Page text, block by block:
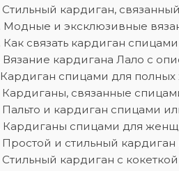
Стильный кардиган,
Модные и эксклюзивные
Как связать кардиган
Вязание кардигана Лало с
Кардиган спицами для
Кардиганы, связанные
Пальто и кардиган спицами
Кардиганы спицами для
Простой и стильный кардиган
Стильный кардиган с кокеткой